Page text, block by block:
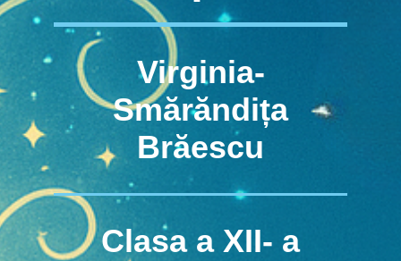
Virginia-
Smărăndița
Brăescu
Clasa a XII- a